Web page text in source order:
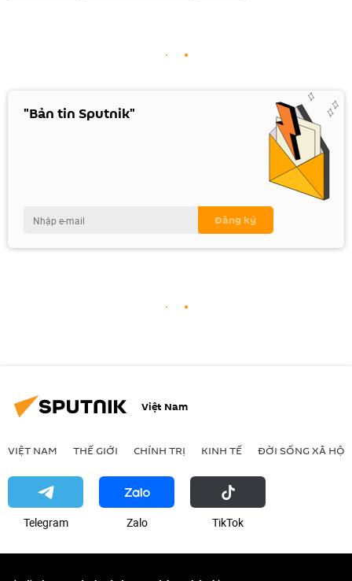
"Bản tin Sputnik"
Việt Nam
VIỆT NAM THẾ GIỚI CHÍNH TRỊ KINH TẾ ĐỜI SỐNG XÃ HỘI
Telegram Zalo ТikТоk